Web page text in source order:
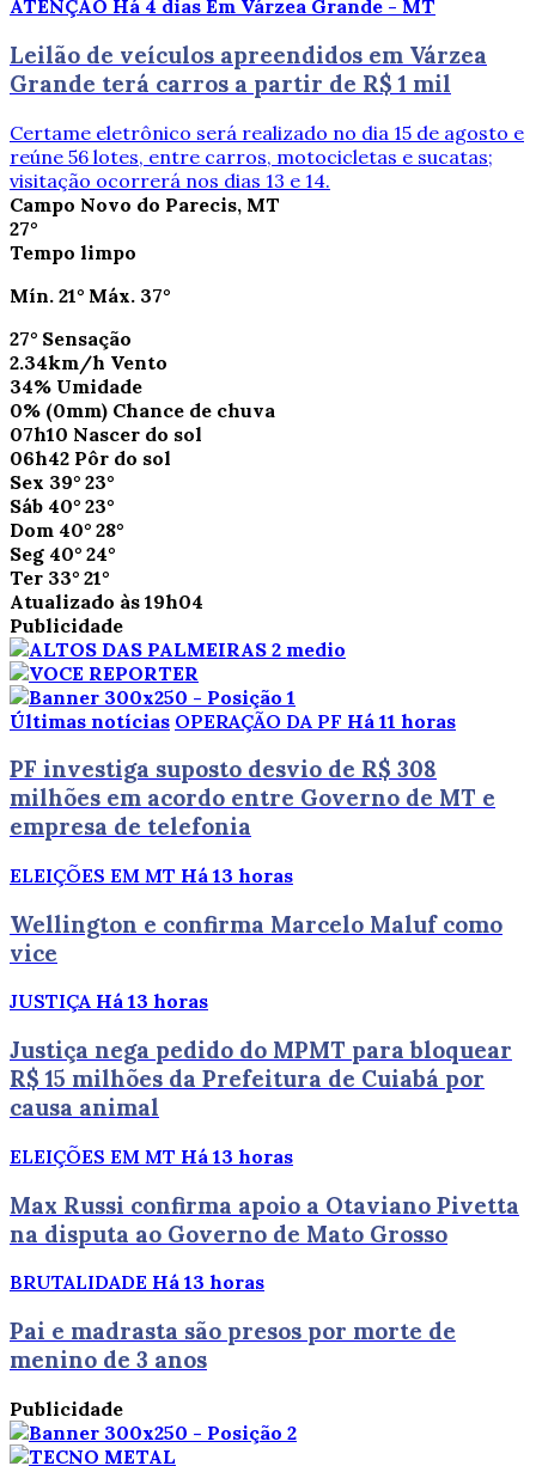
ATENÇÃO Há 4 dias Em Várzea Grande - MT
Leilão de veículos apreendidos em Várzea
Grande terá carros a partir de R$ 1 mil
Certame eletrônico será realizado no dia 15 de agosto e
reúne 56 lotes, entre carros, motocicletas e sucatas;
visitação ocorrerá nos dias 13 e 14.
Campo Novo do Parecis, MT
27°
Tempo limpo
Mín. 21° Máx. 37°
27° Sensação
2.34km/h Vento
34% Umidade
0% (0mm) Chance de chuva
07h10 Nascer do sol
06h42 Pôr do sol
Sex 39° 23°
Sáb 40° 23°
Dom 40° 28°
Seg 40° 24°
Ter 33° 21°
Atualizado às 19h04
Publicidade
Últimas notícias OPERAÇÃO DA PF Há 11 horas
PF investiga suposto desvio de R$ 308
milhões em acordo entre Governo de MT e
empresa de telefonia
ELEIÇÕES EM MT Há 13 horas
Wellington e confirma Marcelo Maluf como
vice
JUSTIÇA Há 13 horas
Justiça nega pedido do MPMT para bloquear
R$ 15 milhões da Prefeitura de Cuiabá por
causa animal
ELEIÇÕES EM MT Há 13 horas
Max Russi confirma apoio a Otaviano Pivetta
na disputa ao Governo de Mato Grosso
BRUTALIDADE Há 13 horas
Pai e madrasta são presos por morte de
menino de 3 anos
Publicidade